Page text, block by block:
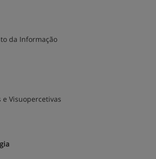
da Informação
e Visuopercetivas